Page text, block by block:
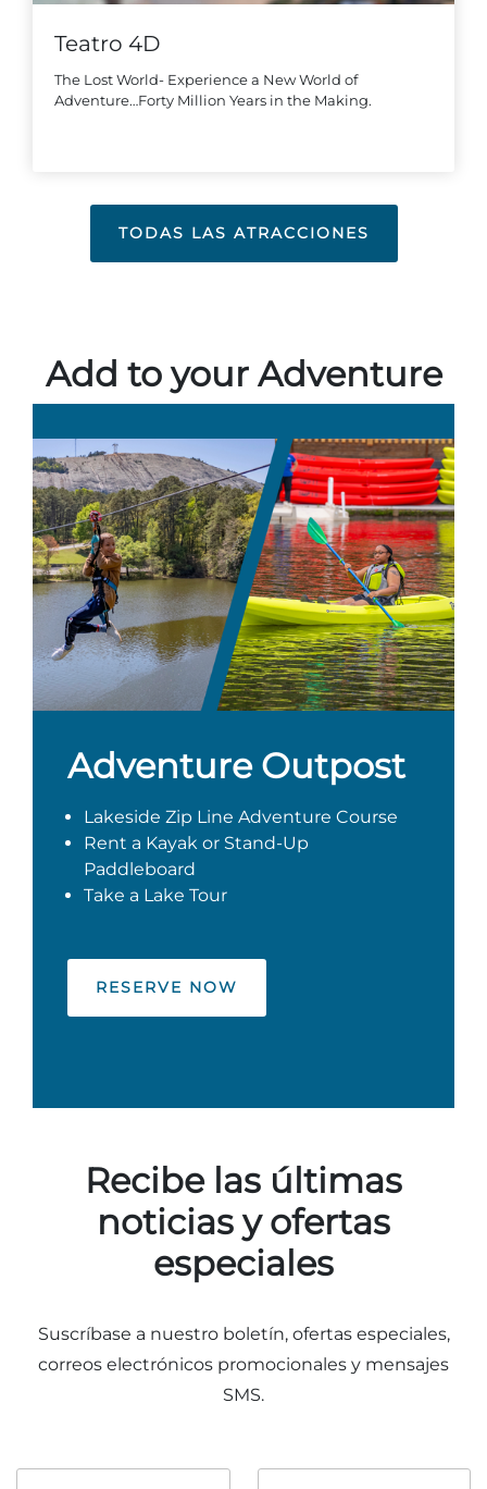
Teatro 4D
The Lost World- Experience a New World of
Adventure…Forty Million Years in the Making.
TODAS LAS ATRACCIONES
Add to your Adventure
Adventure Outpost
Lakeside Zip Line Adventure Course
Rent a Kayak or Stand-Up
Paddleboard
Take a Lake Tour
RESERVE NOW
Recibe las últimas
noticias y ofertas
especiales
Suscríbase a nuestro boletín, ofertas especiales,
correos electrónicos promocionales y mensajes
SMS.